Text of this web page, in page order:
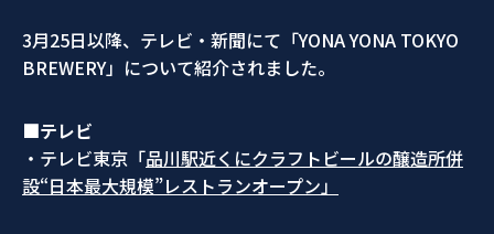
3月25日以降、テレビ・新聞にて「YONA YONA TOKYO
BREWERY」について紹介されました。
■テレビ
・テレビ東京「品川駅近くにクラフトビールの醸造所併
設“日本最大規模”レストランオープン」